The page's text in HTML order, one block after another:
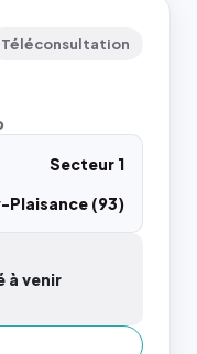
Téléconsultation
Secteur 1
Plaisance (93)
à venir